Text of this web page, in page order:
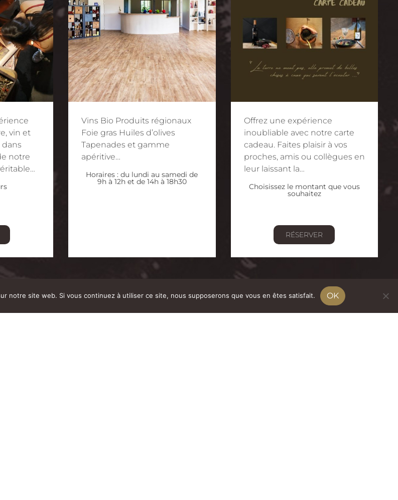
vin et
notre
Vins Bio Produits régionaux
Foie gras Huiles d’olives
Tapenades et gamme
apéritive…
Horaires : du lundi au samedi de
9h à 12h et de 14h à 18h30
Offrez une expérience
inoubliable avec notre carte
cadeau. Faites plaisir à vos
proches, amis ou collègues en
leur laissant la…
Choisissez le montant que vous
souhaitez
RÉSERVER
car
notre site web. Si vous continuez à utiliser ce site, nous supposerons que vous en êtes satisfait. OK